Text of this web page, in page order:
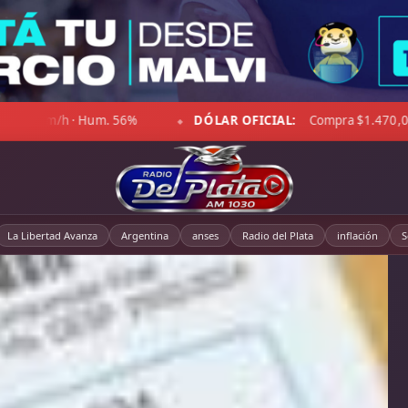
Cielo despejado · Viento 19 km/h · Hum. 27% DÓLAR BLUE:
La Libertad Avanza Argentina anses Radio del Plata inflación